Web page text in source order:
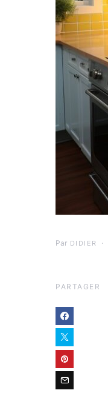
Par DIDIER
PARTAGER